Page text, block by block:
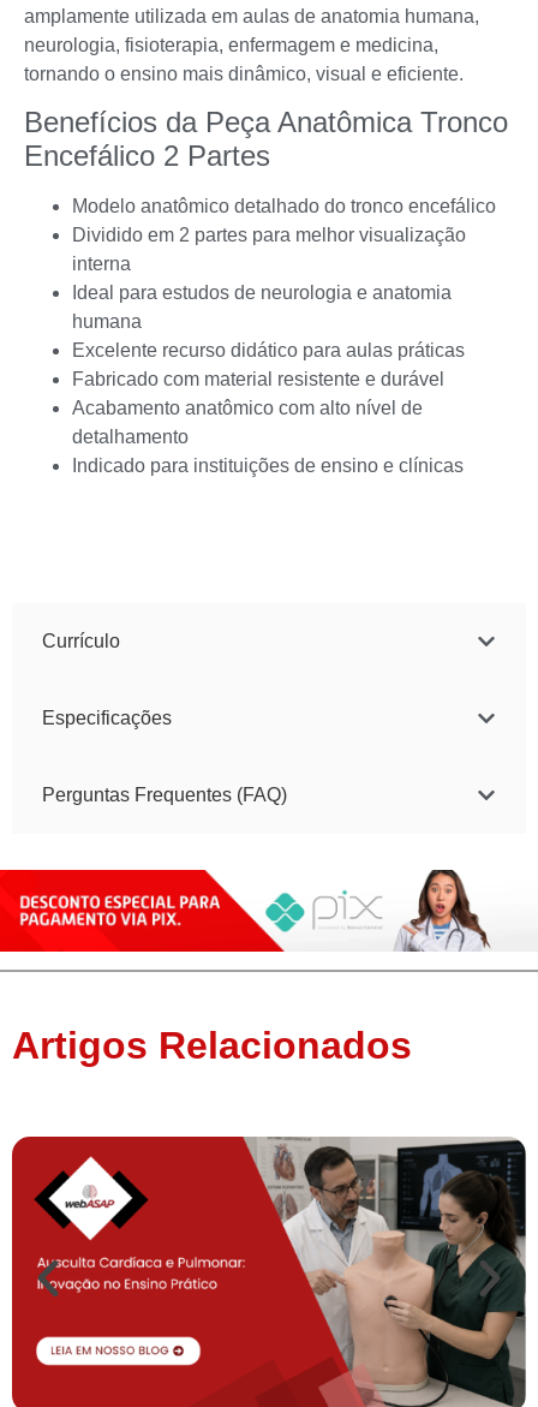
Currículo
Especificações
Perguntas Frequentes (FAQ)
amplamente utilizada em aulas de anatomia humana,
neurologia, fisioterapia, enfermagem e medicina,
tornando o ensino mais dinâmico, visual e eficiente.
Benefícios da Peça Anatômica Tronco
Encefálico 2 Partes
Modelo anatômico detalhado do tronco encefálico
Dividido em 2 partes para melhor visualização
interna
Ideal para estudos de neurologia e anatomia
humana
Excelente recurso didático para aulas práticas
Fabricado com material resistente e durável
Acabamento anatômico com alto nível de
detalhamento
Indicado para instituições de ensino e clínicas
Artigos Relacionados